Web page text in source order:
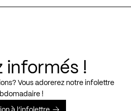
informés !
Vous adorerez notre infolettre
!